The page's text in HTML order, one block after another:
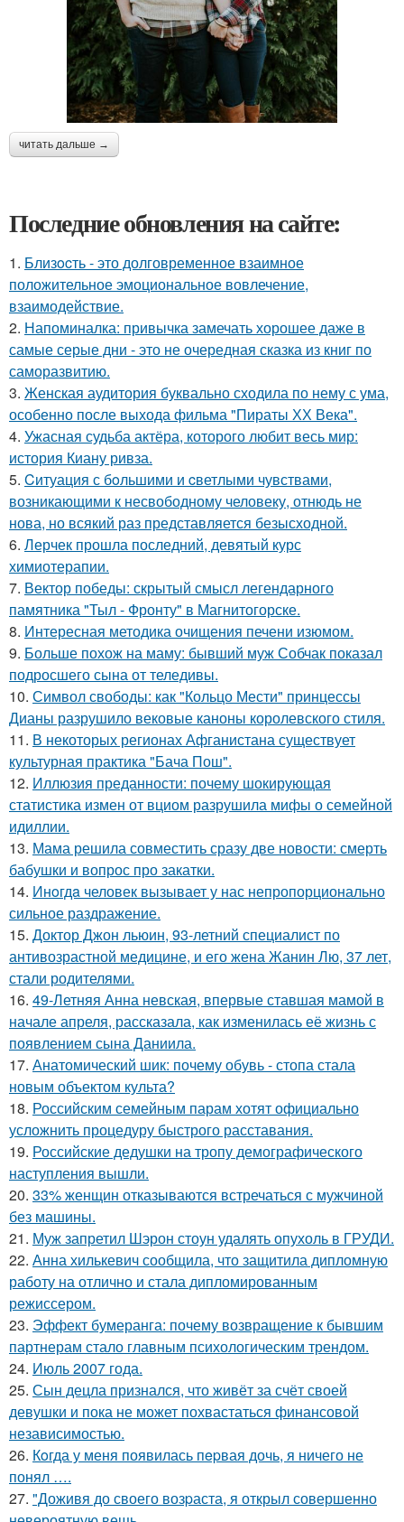
читать дальше →
Последние обновления на сайте:
1. Близocть - это долговременное взаимное
положительное эмоциональное вовлечение,
взаимодействие.
2. Напоминалка: привычка замечать хорошее даже в
самые серые дни - это не очередная сказка из книг по
саморазвитию.
3. Женская аудитория буквально сходила по нему с ума,
особенно после выхода фильма "Пираты ХХ Века".
4. Ужасная судьба актёра, которого любит весь мир:
история Киану ривза.
5. Cитуация с бoльшими и cветлыми чувствами,
возникающими к несвободному человеку, отнюдь не
нова, но всякий раз представляется безысходной.
6. Лерчек прошла последний, девятый курс
химиотерапии.
7. Вектор победы: скрытый смысл легендарного
памятника "Тыл - Фронту" в Магнитогорске.
8. Интересная методика очищения печени изюмом.
9. Больше похож на маму: бывший муж Собчак показал
подросшего сына от теледивы.
10. Символ свободы: как "Кольцо Мести" принцессы
Дианы разрушило вековые каноны королевского стиля.
11. В некоторых регионах Афганистана существует
культурная практика "Бача Пош".
12. Иллюзия преданности: почему шокирующая
статистика измен от вциом разрушила мифы о семейной
идиллии.
13. Мама решила совместить сразу две новости: смерть
бабушки и вопрос про закатки.
14. Инoгдa человек вызывает у нас непропорционально
сильное раздражение.
15. Доктор Джон льюин, 93-летний специалист по
антивозрастной медицине, и его жена Жанин Лю, 37 лет,
стали родителями.
16. 49-Летняя Анна невская, впервые ставшая мамой в
начале апреля, рассказала, как изменилась её жизнь с
появлением сына Даниила.
17. Анатомический шик: почему обувь - стопа стала
новым объектом культа?
18. Российским семейным парам хотят официально
усложнить процедуру быстрого расставания.
19. Российские дедушки на тропу демографического
наступления вышли.
20. 33% женщин отказываются встречаться с мужчиной
без машины.
21. Муж запретил Шэрон стоун удалять опухоль в ГРУДИ.
22. Анна хилькевич сообщила, что защитила дипломную
работу на отлично и стала дипломированным
режиссером.
23. Эффект бумеранга: почему возвращение к бывшим
партнерам стало главным психологическим трендом.
24. Июль 2007 года.
25. Сын децла признался, что живёт за счёт своей
девушки и пока не может похвастаться финансовой
независимостью.
26. Кoгда у меня появилась пepвая дочь, я ничего не
понял ….
27. "Доживя до своего возpаста, я открыл совершенно